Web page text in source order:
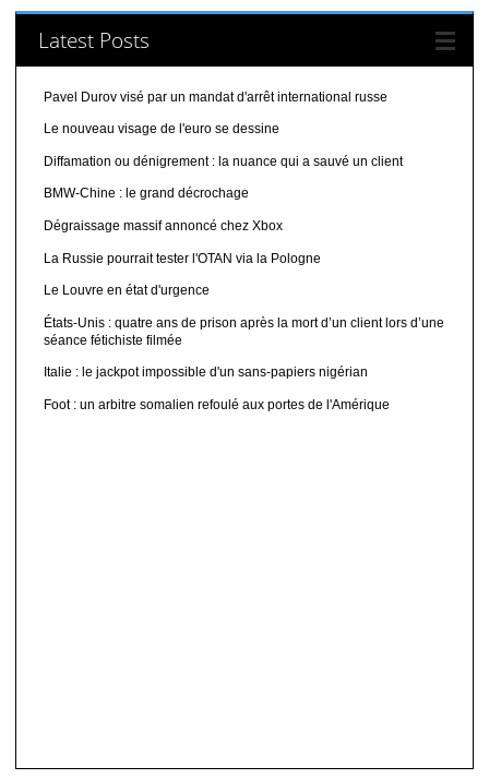
Latest Posts
Pavel Durov visé par un mandat d'arrêt international russe
Le nouveau visage de l'euro se dessine
Diffamation ou dénigrement : la nuance qui a sauvé un client
BMW-Chine : le grand décrochage
Dégraissage massif annoncé chez Xbox
La Russie pourrait tester l'OTAN via la Pologne
Le Louvre en état d'urgence
États-Unis : quatre ans de prison après la mort d’un client lors d’une
séance fétichiste filmée
Italie : le jackpot impossible d'un sans-papiers nigérian
Foot : un arbitre somalien refoulé aux portes de l'Amérique